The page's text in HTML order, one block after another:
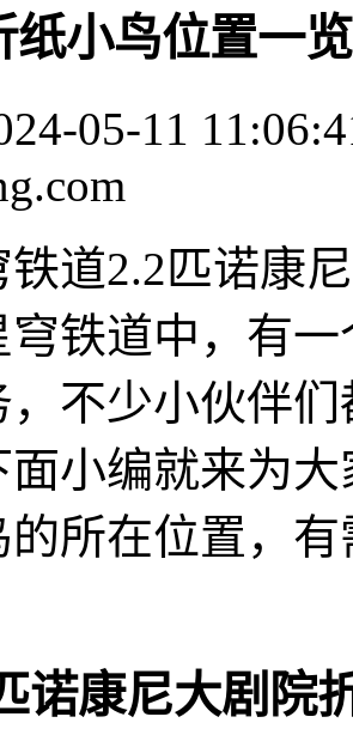
纸小鸟位置一览
05-11
铁道2.2匹诺康
穹铁道中，有
，不少小伙伴
面小编就来为
的所在位置，
诺康尼大剧院